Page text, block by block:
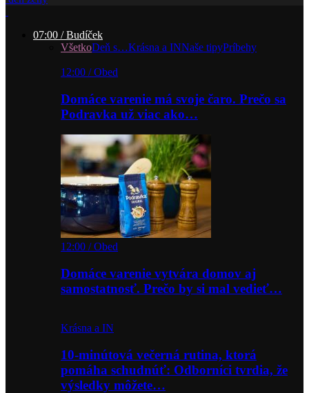
07:00 / Budíček
VšetkoDeň s…Krásna a INNaše tipyPríbehy
12:00 / Obed
Domáce varenie má svoje čaro. Prečo sa
Podravka už viac ako…
12:00 / Obed
Domáce varenie vytvára domov aj
samostatnosť. Prečo by si mal vedieť…
Krásna a IN
10-minútová večerná rutina, ktorá
pomáha schudnúť: Odborníci tvrdia, že
výsledky môžete…